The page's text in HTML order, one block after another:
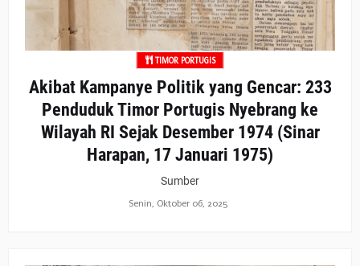
TIMOR PORTUGIS
Akibat Kampanye Politik yang Gencar: 233
Penduduk Timor Portugis Nyebrang ke
Wilayah RI Sejak Desember 1974 (Sinar
Harapan, 17 Januari 1975)
Sumber
Senin, Oktober 06, 2025